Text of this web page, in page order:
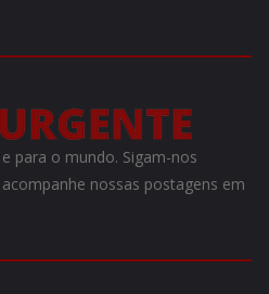
para o mundo. Sigam-nos
nossas postagens em